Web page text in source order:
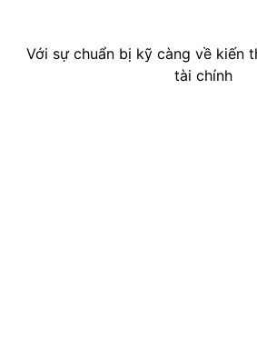
Với sự chuẩn bị kỹ càng về kiến
tài chính